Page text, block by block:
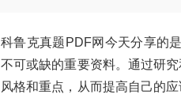
科鲁克真题PDF网今天分享的
不可或缺的重要资料。通过研
风格和重点，从而提高自己的